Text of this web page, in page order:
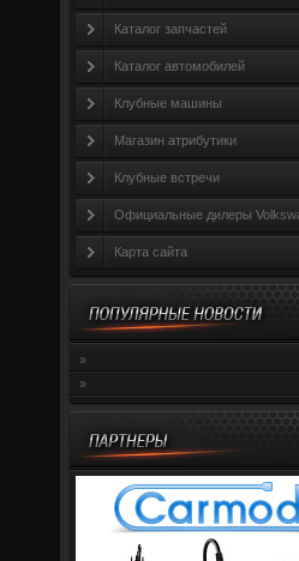
Каталог запчастей
Каталог автомобилей
Клубные машины
Магазин атрибутики
Клубные встречи
Официальные дилеры
Карта сайта
»
»